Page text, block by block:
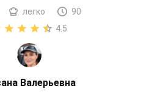
легко
90
4.5
Валерьевна